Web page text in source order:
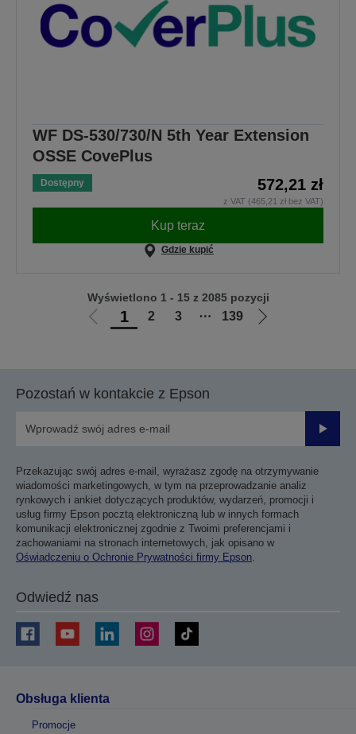
WF DS-530/730/N 5th Year Extension
OSSE CovePlus
Dostępny 572,21 zł
z VAT (465,21 zł bez VAT)
Kup teraz
Gdzie kupić
Przejdź
1 2 3 ⋯ 139
Przejdź
Wyświetlono 1 - 15 z 2085 pozycji
Pozostań w kontakcie z Epson
Przekazując swój adres e-mail, wyrażasz zgodę na otrzymywanie
wiadomości marketingowych, w tym na przeprowadzanie analiz
rynkowych i ankiet dotyczących produktów, wydarzeń, promocji i
usług firmy Epson pocztą elektroniczną lub w innych formach
komunikacji elektronicznej zgodnie z Twoimi preferencjami i
zachowaniami na stronach internetowych, jak opisano w
Oświadczeniu o Ochronie Prywatności firmy Epson.
Odwiedź nas
Obsługa klienta
Promocje